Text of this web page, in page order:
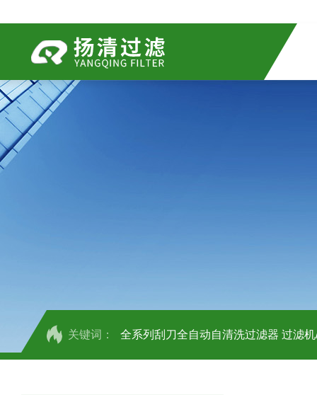
关键词： 全系列刮刀全自动自清洗过滤器 过滤